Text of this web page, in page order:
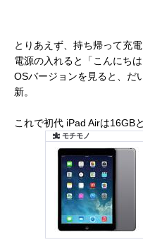
とりあえず、持ち帰って充電
電源の入れると「こんにちは
OSバージョンを見ると、だ
新。
これで初代 iPad Airは16GB